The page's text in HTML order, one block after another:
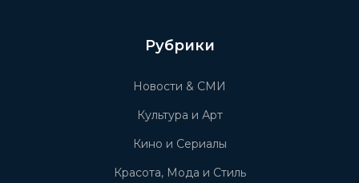
Рубрики
Новости & СМИ
Культура и Арт
Кино и Сериалы
Красота, Мода и Стиль